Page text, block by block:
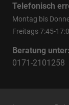
Telefonisch
Montag bis
Freitags 7:45-
Beratung unter:
0171-2101258